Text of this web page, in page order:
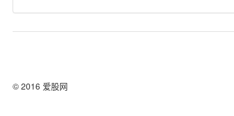
© 2016 爱股网